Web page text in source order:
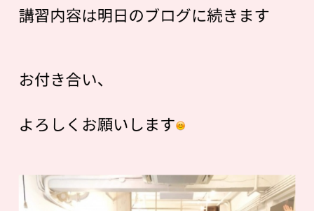
講習内容は明日のブログに続きます
お付き合い、
よろしくお願いします